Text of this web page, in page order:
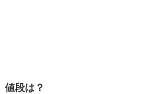
値段は？